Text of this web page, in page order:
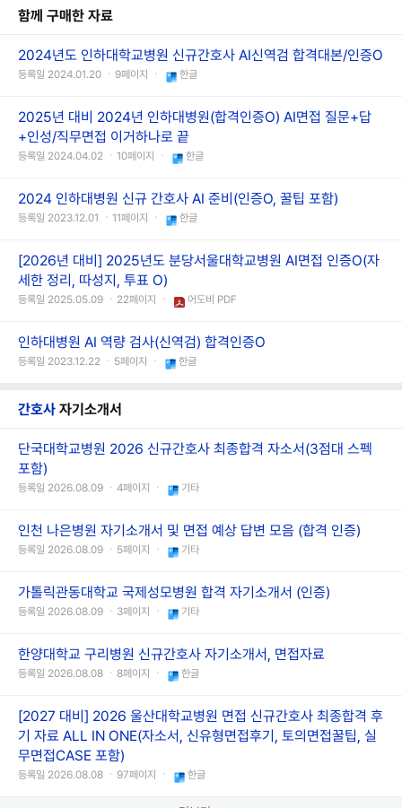
함께 구매한 자료
2024년도 인하대학교병원 신규간호사 AI신역검 합격대본/인증O
등록일 2024.01.20 ㆍ9페이지 ㆍ 한글
2025년 대비 2024년 인하대병원(합격인증O) AI면접 질문+답
+인성/직무면접 이거하나로 끝
등록일 2024.04.02 ㆍ10페이지 ㆍ 한글
2024 인하대병원 신규 간호사 AI 준비(인증O, 꿀팁 포함)
등록일 2023.12.01 ㆍ11페이지 ㆍ 한글
[2026년 대비] 2025년도 분당서울대학교병원 AI면접 인증O(자
세한 정리, 따성지, 투표 O)
등록일 2025.05.09 ㆍ22페이지 ㆍ 어도비 PDF
인하대병원 AI 역량 검사(신역검) 합격인증O
등록일 2023.12.22 ㆍ5페이지 ㆍ 한글
간호사 자기소개서
단국대학교병원 2026 신규간호사 최종합격 자소서(3점대 스펙
포함)
등록일 2026.08.09 ㆍ4페이지 ㆍ 기타
인천 나은병원 자기소개서 및 면접 예상 답변 모음 (합격 인증)
등록일 2026.08.09 ㆍ5페이지 ㆍ 기타
가톨릭관동대학교 국제성모병원 합격 자기소개서 (인증)
등록일 2026.08.09 ㆍ3페이지 ㆍ 기타
한양대학교 구리병원 신규간호사 자기소개서, 면접자료
등록일 2026.08.08 ㆍ8페이지 ㆍ 한글
[2027 대비] 2026 울산대학교병원 면접 신규간호사 최종합격 후
기 자료 ALL IN ONE(자소서, 신유형면접후기, 토의면접꿀팁, 실
무면접CASE 포함)
등록일 2026.08.08 ㆍ97페이지 ㆍ 한글